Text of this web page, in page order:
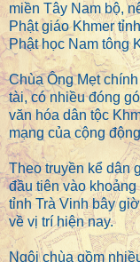
miền Tây Nam bộ,
Phật giáo Khmer
Phật học Nam tông
Chùa Ông Mẹt
tài, có nhiều đóng
văn hóa dân tộc
mạng của cộng
Theo truyền kể dân
đầu tiên vào
tỉnh Trà Vinh bây
về vị trí hiện nay.
Ngôi chùa gồm